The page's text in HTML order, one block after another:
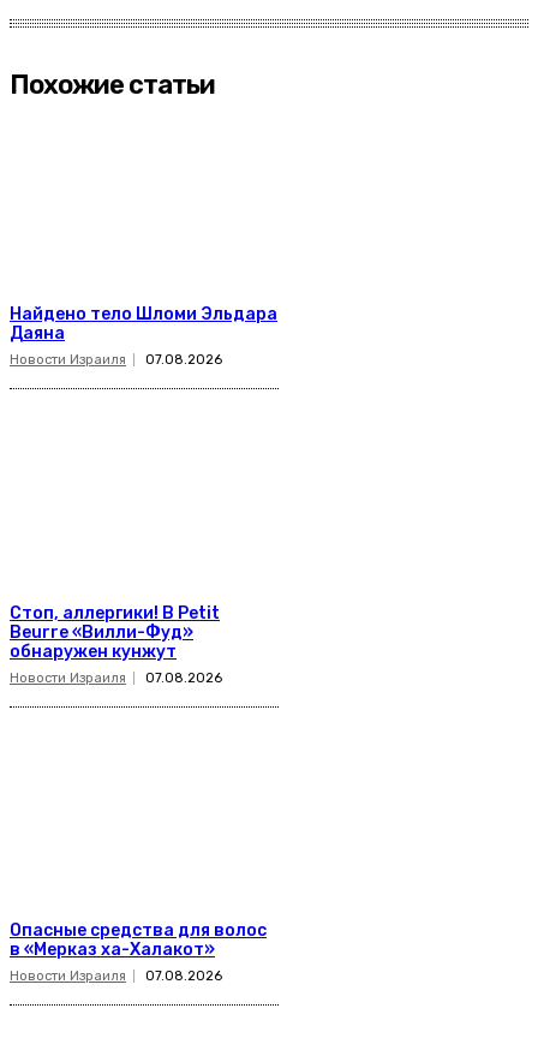
Похожие статьи
Найдено тело Шломи Эльдара
Даяна
Новости Израиля 07.08.2026
Стоп, аллергики! В Petit
Beurre «Вилли-Фуд»
обнаружен кунжут
Новости Израиля 07.08.2026
Опасные средства для волос
в «Мерказ ха-Халакот»
Новости Израиля 07.08.2026